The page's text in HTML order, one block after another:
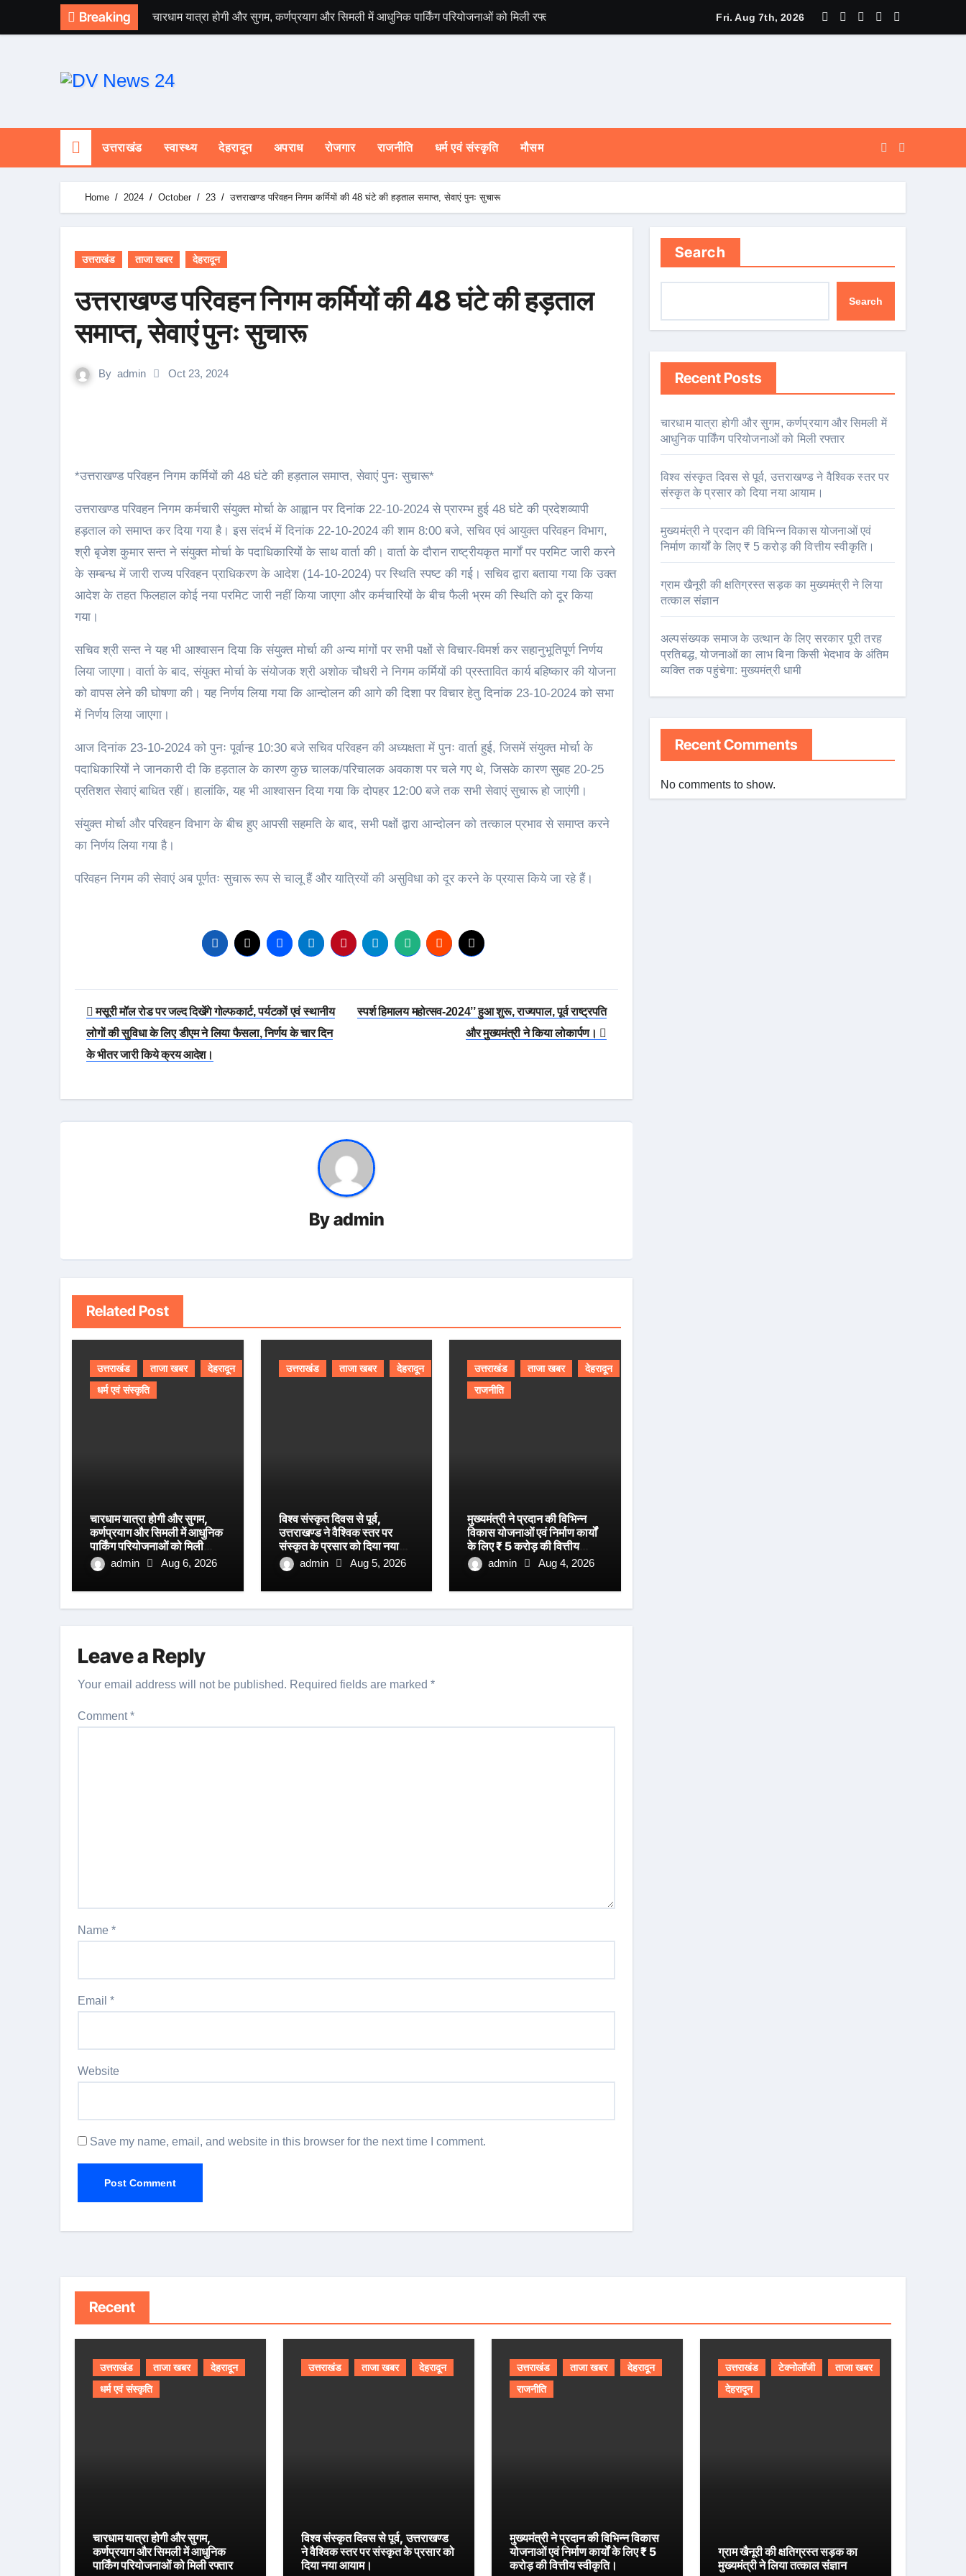
Breaking चारधाम यात्रा होगी और सुगम, कर्णप्रयाग और सिमली में आधुनिक पार्किंग परियोजनाओं को मिली रफ्तार विश्व संस्कृत दिवस से पूर्व, उत्तराखण्ड ने वैश्विक स्तर पर संस्कृत के प्रसार को दिया नया आयाम।
Fri. Aug 7th, 2026
उत्तराखंड स्वास्थ्य देहरादून अपराध रोजगार राजनीति धर्म एवं संस्कृति मौसम
Home 2024 October 23 उत्तराखण्ड परिवहन निगम कर्मियों की 48 घंटे की हड़ताल समाप्त, सेवाएं पुनः सुचारू
उत्तराखंड ताजा खबर देहरादून
उत्तराखण्ड परिवहन निगम कर्मियों की 48 घंटे की हड़ताल
समाप्त, सेवाएं पुनः सुचारू
By admin Oct 23, 2024
*उत्तराखण्ड परिवहन निगम कर्मियों की 48 घंटे की हड़ताल समाप्त, सेवाएं पुनः सुचारू*
उत्तराखण्ड परिवहन निगम कर्मचारी संयुक्त मोर्चा के आह्वान पर दिनांक 22-10-2024 से प्रारम्भ हुई 48 घंटे की प्रदेशव्यापी
हड़ताल को समाप्त कर दिया गया है। इस संदर्भ में दिनांक 22-10-2024 की शाम 8:00 बजे, सचिव एवं आयुक्त परिवहन विभाग,
श्री बृजेश कुमार सन्त ने संयुक्त मोर्चा के पदाधिकारियों के साथ वार्ता की। वार्ता के दौरान राष्ट्रीयकृत मार्गों पर परमिट जारी करने
के सम्बन्ध में जारी राज्य परिवहन प्राधिकरण के आदेश (14-10-2024) पर स्थिति स्पष्ट की गई। सचिव द्वारा बताया गया कि उक्त
आदेश के तहत फिलहाल कोई नया परमिट जारी नहीं किया जाएगा और कर्मचारियों के बीच फैली भ्रम की स्थिति को दूर किया
गया।
सचिव श्री सन्त ने यह भी आश्वासन दिया कि संयुक्त मोर्चा की अन्य मांगों पर सभी पक्षों से विचार-विमर्श कर सहानुभूतिपूर्ण निर्णय
लिया जाएगा। वार्ता के बाद, संयुक्त मोर्चा के संयोजक श्री अशोक चौधरी ने निगम कर्मियों की प्रस्तावित कार्य बहिष्कार की योजना
को वापस लेने की घोषणा की। यह निर्णय लिया गया कि आन्दोलन की आगे की दिशा पर विचार हेतु दिनांक 23-10-2024 को सभा
में निर्णय लिया जाएगा।
आज दिनांक 23-10-2024 को पुनः पूर्वान्ह 10:30 बजे सचिव परिवहन की अध्यक्षता में पुनः वार्ता हुई, जिसमें संयुक्त मोर्चा के
पदाधिकारियों ने जानकारी दी कि हड़ताल के कारण कुछ चालक/परिचालक अवकाश पर चले गए थे, जिसके कारण सुबह 20-25
प्रतिशत सेवाएं बाधित रहीं। हालांकि, यह भी आश्वासन दिया गया कि दोपहर 12:00 बजे तक सभी सेवाएं सुचारू हो जाएंगी।
संयुक्त मोर्चा और परिवहन विभाग के बीच हुए आपसी सहमति के बाद, सभी पक्षों द्वारा आन्दोलन को तत्काल प्रभाव से समाप्त करने
का निर्णय लिया गया है।
परिवहन निगम की सेवाएं अब पूर्णतः सुचारू रूप से चालू हैं और यात्रियों की असुविधा को दूर करने के प्रयास किये जा रहे हैं।
Post
navigation
मसूरी मॉल रोड पर जल्द दिखेंगे गोल्फकार्ट, पर्यटकों एवं स्थानीय
लोगों की सुविधा के लिए डीएम ने लिया फैसला, निर्णय के चार दिन
के भीतर जारी किये क्रय आदेश।
स्पर्श हिमालय महोत्सव-2024’’ हुआ शुरू, राज्यपाल, पूर्व राष्ट्रपति
और मुख्यमंत्री ने किया लोकार्पण।
Byadmin
Related Post
उत्तराखंड ताजा खबर
देहरादून
धर्म एवं संस्कृति
चारधाम यात्रा होगी और सुगम,
कर्णप्रयाग और सिमली में आधुनिक
पार्किंग परियोजनाओं को मिली
रफ्तारadmin Aug 6, 2026
उत्तराखंड ताजा खबर देहरादून
विश्व संस्कृत दिवस से पूर्व,
उत्तराखण्ड ने वैश्विक स्तर पर
संस्कृत के प्रसार को दिया नया
आयाम।admin Aug 5, 2026
उत्तराखंड ताजा खबर
देहरादून
राजनीति
मुख्यमंत्री ने प्रदान की विभिन्न
विकास योजनाओं एवं निर्माण कार्यों
के लिए ₹ 5 करोड़ की वित्तीय
स्वीकृति।
admin Aug 4, 2026
Leave a Reply
Your email address will not be published. Required fields are marked *
Comment*
Name *
Email *
Website
Save my name, email, and website in this browser for the next time I comment.
Search
Search
Recent Posts
चारधाम यात्रा होगी और सुगम, कर्णप्रयाग और सिमली में
आधुनिक पार्किंग परियोजनाओं को मिली रफ्तार
विश्व संस्कृत दिवस से पूर्व, उत्तराखण्ड ने वैश्विक स्तर पर
संस्कृत के प्रसार को दिया नया आयाम।
मुख्यमंत्री ने प्रदान की विभिन्न विकास योजनाओं एवं
निर्माण कार्यों के लिए ₹ 5 करोड़ की वित्तीय स्वीकृति।
ग्राम खैनूरी की क्षतिग्रस्त सड़क का मुख्यमंत्री ने लिया
तत्काल संज्ञान
अल्पसंख्यक समाज के उत्थान के लिए सरकार पूरी तरह
प्रतिबद्ध, योजनाओं का लाभ बिना किसी भेदभाव के अंतिम
व्यक्ति तक पहुंचेगा: मुख्यमंत्री धामी
Recent Comments
No comments to show.
Recent
उत्तराखंड ताजा खबर
देहरादून
धर्म एवं संस्कृति
चारधाम यात्रा होगी और सुगम,
कर्णप्रयाग और सिमली में आधुनिक
पार्किंग परियोजनाओं को मिली रफ्तार
उत्तराखंड ताजा खबर देहरादून
विश्व संस्कृत दिवस से पूर्व, उत्तराखण्ड
ने वैश्विक स्तर पर संस्कृत के प्रसार को
दिया नया आयाम।
उत्तराखंड ताजा खबर
देहरादून
राजनीति
मुख्यमंत्री ने प्रदान की विभिन्न विकास
योजनाओं एवं निर्माण कार्यों के लिए ₹ 5
करोड़ की वित्तीय स्वीकृति।
उत्तराखंड टेक्नोलॉजी
ताजा खबर
देहरादून
ग्राम खैनूरी की क्षतिग्रस्त सड़क का
मुख्यमंत्री ने लिया तत्काल संज्ञान